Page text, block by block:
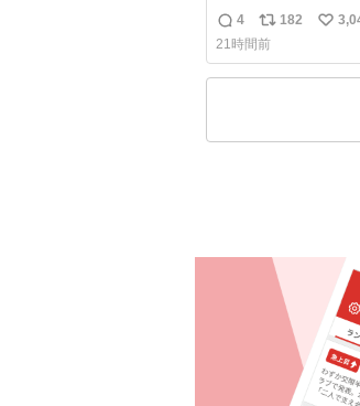
持って行けるような
いな〜と思ってい
くちゃピッタリなも
た！✨ スマホと小物とペットボトルが入るの
返
信
数
4
リ
ポ
ス
182
い
ね
21時間前